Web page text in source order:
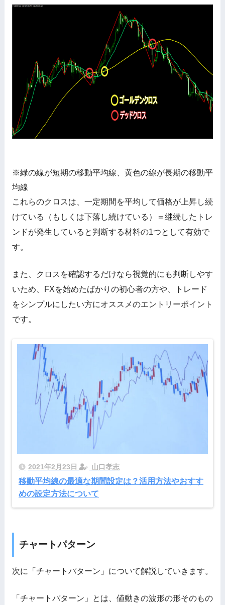
※緑の線が短期の移動平均線、黄色の線が長期の移動平
均線
これらのクロスは、一定期間を平均して価格が上昇し続
けている（もしくは下落し続けている）＝継続したトレ
ンドが発生していると判断する材料の1つとして有効で
す。
また、クロスを確認するだけなら視覚的にも判断しやす
いため、FXを始めたばかりの初心者の方や、トレード
をシンプルにしたい方にオススメのエントリーポイント
です。
2021年2月23日 山口孝志
移動平均線の最適な期間設定は？活用方法やおすす
めの設定方法について
チャートパターン
次に「チャートパターン」について解説していきます。
「チャートパターン」とは、値動きの波形の形そのもの